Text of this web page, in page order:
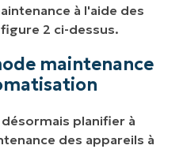
à l'aide des
2 ci-dessus.
maintenance
planifier à
des appareils à